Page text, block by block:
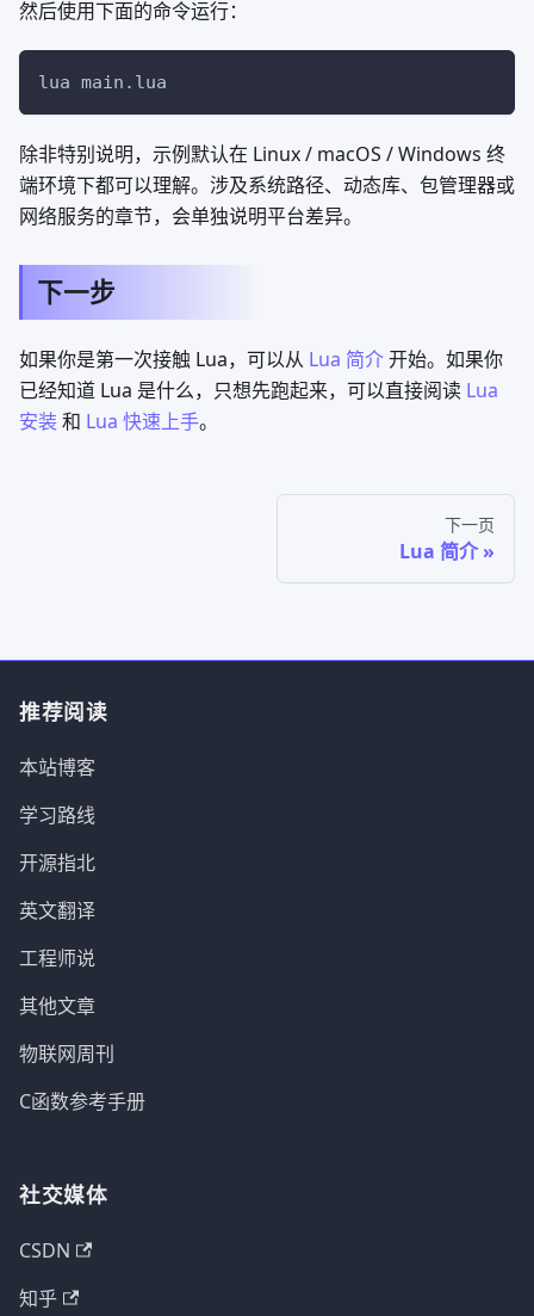
然后使用下面的命令运行：
lua main.lua
除非特别说明，示例默认在 Linux / macOS / Windows 终
端环境下都可以理解。涉及系统路径、动态库、包管理器或
网络服务的章节，会单独说明平台差异。
下一步
如果你是第一次接触 Lua，可以从 Lua 简介开始。如果你
已经知道 Lua 是什么，只想先跑起来，可以直接阅读 Lua
安装和 Lua 快速上手。
下一页
Lua 简介
推荐阅读
本站博客
学习路线
开源指北
英文翻译
工程师说
其他文章
物联网周刊
C函数参考手册
社交媒体
CSDN
知乎